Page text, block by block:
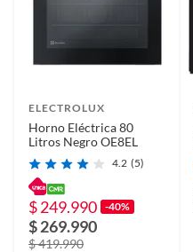
ELECTROLUX
Horno Eléctrica 80
Litros Negro OE8EL
4.2 (5)
$ 249.990 -40%
$ 269.990
$ 419.990